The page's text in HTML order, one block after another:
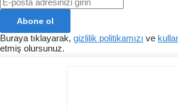
Abone ol
Buraya tıklayarak, gizlilik politikamızı ve
etmiş olursunuz.